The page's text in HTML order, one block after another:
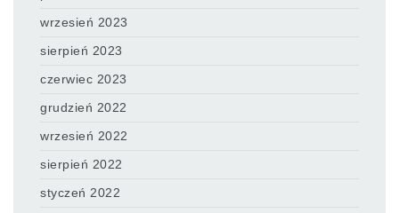
wrzesień 2023
sierpień 2023
czerwiec 2023
grudzień 2022
wrzesień 2022
sierpień 2022
styczeń 2022